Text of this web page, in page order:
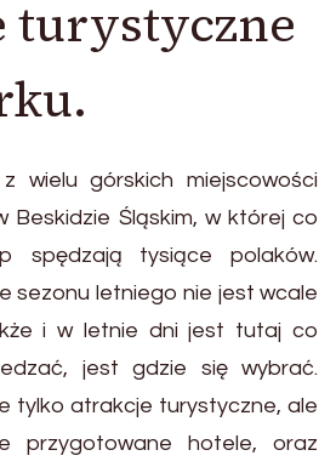
turystyczne
wielu górskich miejscowości
Beskidzie Śląskim, w której co
spędzają tysiące polaków.
sezonu letniego nie jest wcale
i w letnie dni jest tutaj co
jest gdzie się wybrać.
tylko atrakcje turystyczne, ale
przygotowane hotele, oraz